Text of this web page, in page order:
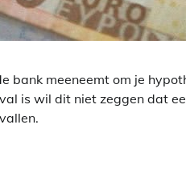
bank meeneemt om je
is wil dit niet zeggen dat